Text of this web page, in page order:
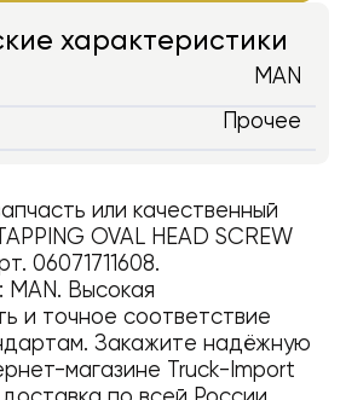
характеристики
MAN
Прочее
или качественный
OVAL HEAD SCREW
06071711608.
MAN. Высокая
и точное соответствие
Закажите надёжную
магазине Truck-Import